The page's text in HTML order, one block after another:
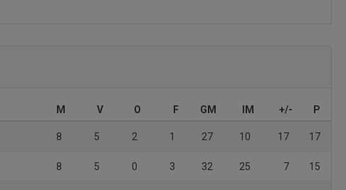
M V O F GM IM +/- P
8 5 2 1 27 10 17 17
8 5 0 3 32 25 7 15